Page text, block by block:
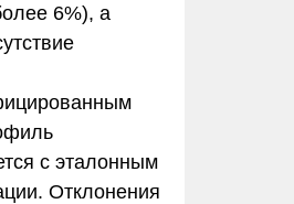
6%), а
с эталонным
Отклонения